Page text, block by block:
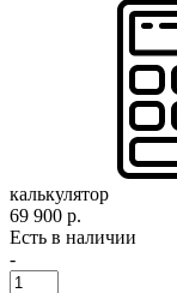
калькулятор
69 900 р.
Есть в наличии
-